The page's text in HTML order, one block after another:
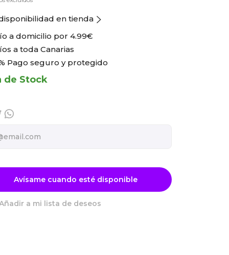
en tienda
a domicilio por 4.99€
a toda Canarias
Pago seguro y protegido
de Stock
Avísame cuando esté disponible
a mi lista de deseos